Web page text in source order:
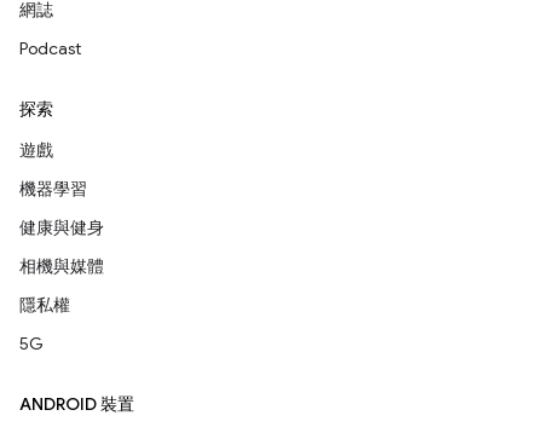
網誌
Podcast
探索
遊戲
機器學習
健康與健身
相機與媒體
隱私權
5G
ANDROID 裝置